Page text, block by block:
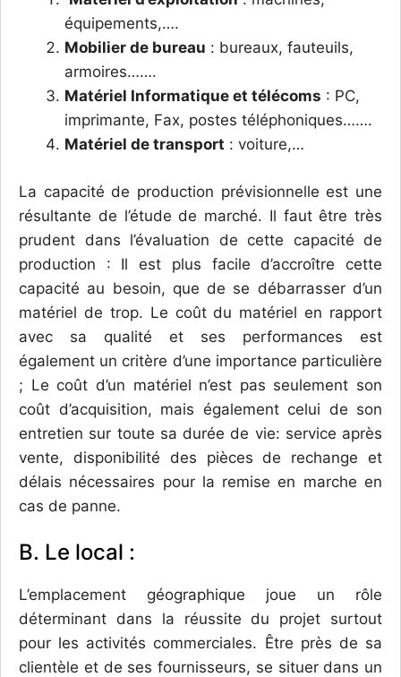
équipements,….
Mobilier de bureau : bureaux, fauteuils,
armoires…….
Matériel Informatique et télécoms : PC,
imprimante, Fax, postes téléphoniques…….
Matériel de transport : voiture,…
La capacité de production prévisionnelle est une
résultante de l’étude de marché. Il faut être très
prudent dans l’évaluation de cette capacité de
production : Il est plus facile d’accroître cette
capacité au besoin, que de se débarrasser d’un
matériel de trop. Le coût du matériel en rapport
avec sa qualité et ses performances est
également un critère d’une importance particulière
; Le coût d’un matériel n’est pas seulement son
coût d’acquisition, mais également celui de son
entretien sur toute sa durée de vie: service après
vente, disponibilité des pièces de rechange et
délais nécessaires pour la remise en marche en
cas de panne.
B. Le local :
L’emplacement géographique joue un rôle
déterminant dans la réussite du projet surtout
pour les activités commerciales. Être près de sa
clientèle et de ses fournisseurs, se situer dans un